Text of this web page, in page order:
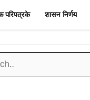
परिपत्रके शासन निर्णय